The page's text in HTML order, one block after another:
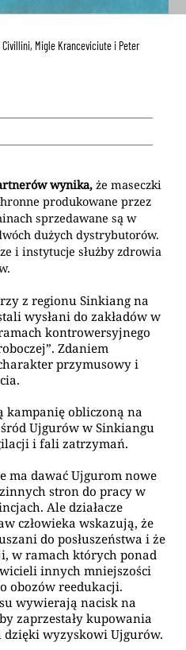
Civillini, Migle Kranceviciute i Peter
wynika, że maseczki
produkowane przez
sprzedawane są w
dużych dystrybutorów.
i instytucje służby zdrowia
z regionu Sinkiang na
wysłani do zakładów w
kontrowersyjnego
Zdaniem
przymusowy i
kampanię obliczoną na
Ujgurów w Sinkiangu
i fali zatrzymań.
ma dawać Ujgurom nowe
stron do pracy w
Ale działacze
człowieka wskazują, że
do posłuszeństwa i że
w ramach których ponad
innych mniejszości
obozów reedukacji.
wywierają nacisk na
zaprzestały kupowania
wyzyskowi Ujgurów.